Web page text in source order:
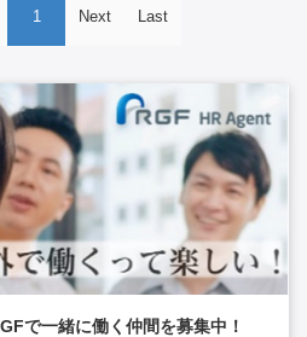
1 Next Last
で一緒に働く仲間を募集中！